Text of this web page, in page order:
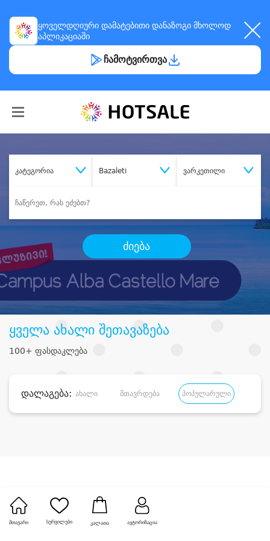
ყოველდღიური დამატებითი დანაზოგი მხოლოდ
აპლიკაციაში
ჩამოტვირთვა
მთავარი სურვილები კალათა ავტორიზაცია
კატეგორია Bazaleti ვარკეთილი
ძიება
ყველა ახალი შეთავაზება
100+ ფასდაკლება
დალაგება: ახალი მთავრდება პოპულარული